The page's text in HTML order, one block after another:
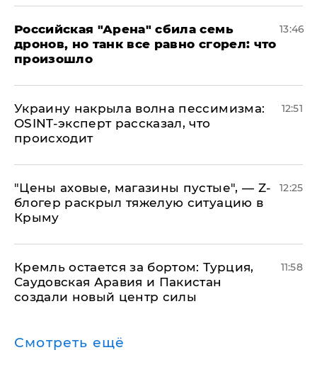
​Российская "Арена" сбила семь
дронов, но танк все равно сгорел: что
произошло
13:46
​Украину накрыла волна пессимизма:
OSINT-эксперт рассказал, что
происходит
12:51
​"Цены аховые, магазины пустые", — Z-
блогер раскрыл тяжелую ситуацию в
Крыму
12:25
​Кремль остается за бортом: Турция,
Саудовская Аравия и Пакистан
создали новый центр силы
11:58
Смотреть ещё